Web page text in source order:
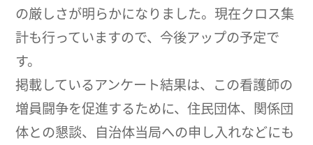
の厳しさが明らかになりました。現在クロス集
計も行っていますので、今後アップの予定で
す。
掲載しているアンケート結果は、この看護師の
増員闘争を促進するために、住民団体、関係団
体との懇談、自治体当局への申し入れなどにも